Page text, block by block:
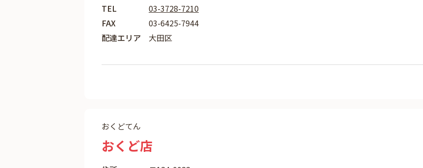
TEL
03-3728-7210
FAX
03-6425-7944
配達エリア
大田区
おくどてん
おくど店